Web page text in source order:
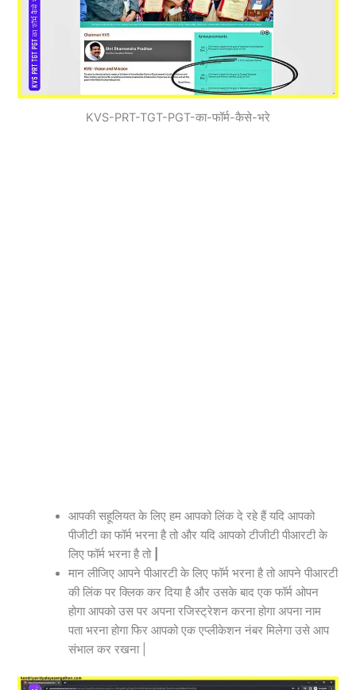
KVS-PRT-TGT-PGT-का-फॉर्म-कैसे-भरे
आपकी सहूलियत के लिए हम आपको लिंक दे रहे हैं यदि आपको
पीजीटी का फॉर्म भरना है तोऔर यदि आपकोटीजीटी पीआरटी के
लिए फॉर्म भरना है तो
मान लीजिए आपने पीआरटी के लिए फॉर्म भरना है तो आपने पीआरटी
की लिंक पर क्लिक कर दिया है और उसके बाद एक फॉर्म ओपन
होगा आपको उस पर अपना रजिस्ट्रेशन करना होगा अपना नाम
पता भरना होगा फिर आपको एक एप्लीकेशन नंबर मिलेगा उसे आप
संभाल कर रखना |